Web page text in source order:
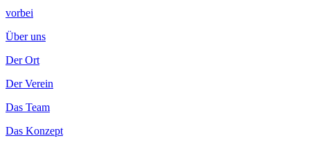
vorbei
Über uns
Der Ort
Der Verein
Das Team
Das Konzept